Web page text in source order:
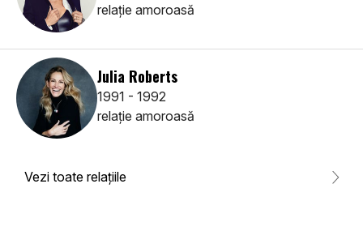
relaţie amoroasă
Julia Roberts
1991 - 1992
relaţie amoroasă
Vezi toate relaţiile